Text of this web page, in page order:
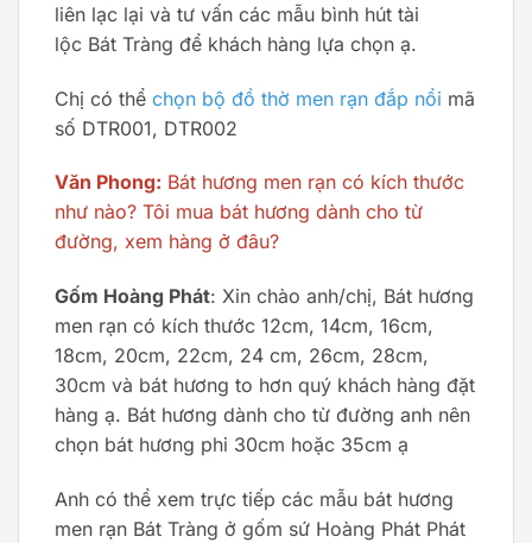
liên lạc lại và tư vấn các mẫu bình hút tài
lộc Bát Tràng để khách hàng lựa chọn ạ.
Chị có thể chọn bộ đồ thờ men rạn đắp nổi mã
số DTR001, DTR002
Văn Phong: Bát hương men rạn có kích thước
như nào? Tôi mua bát hương dành cho từ
đường, xem hàng ở đâu?
Gốm Hoàng Phát: Xin chào anh/chị, Bát hương
men rạn có kích thước 12cm, 14cm, 16cm,
18cm, 20cm, 22cm, 24 cm, 26cm, 28cm,
30cm và bát hương to hơn quý khách hàng đặt
hàng ạ. Bát hương dành cho từ đường anh nên
chọn bát hương phi 30cm hoặc 35cm ạ
Anh có thể xem trực tiếp các mẫu bát hương
men rạn Bát Tràng ở gốm sứ Hoàng Phát Phát